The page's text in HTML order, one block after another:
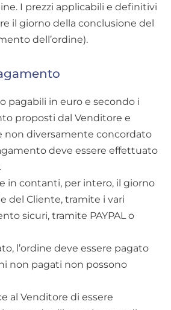
I prezzi applicabili e definitivi
il giorno della conclusione del
dell’ordine).
pagabili in euro e secondo i
proposti dal Venditore e
non diversamente concordato
deve essere effettuato
in contanti, per intero, il giorno
del Cliente, tramite i vari
sicuri, tramite PAYPAL o
l’ordine deve essere pagato
non pagati non possono
al Venditore di essere